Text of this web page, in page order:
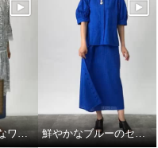
鮮やかなブルーのセットアップコーデ。